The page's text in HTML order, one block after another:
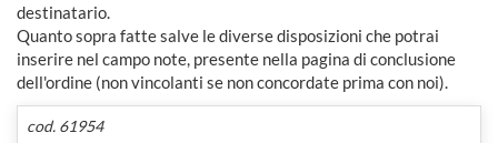
destinatario.
Quanto sopra fatte salve le diverse disposizioni che potrai
inserire nel campo note, presente nella pagina di conclusione
dell'ordine (non vincolanti se non concordate prima con noi).
cod. 61954